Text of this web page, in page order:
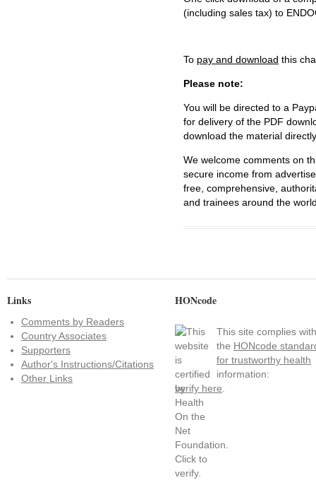
(including sales tax) to
To pay and download this
Please note:
You will be directed to a
for delivery of the PDF
download the material
We welcome comments on
secure income from
free, comprehensive,
and trainees around the
Links
Comments by Readers
Country Associates
Supporters
Author's Instructions/Citations
Other Links
HONcode
This site complies with
the HONcode
for trustworthy health
information:
verify here